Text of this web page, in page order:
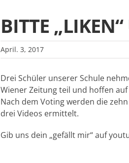
BITTE
April. 3, 2017
Drei Schüler unserer Schule
Wiener Zeitung teil und hoffen
Nach dem Voting werden die
drei Videos ermittelt.
Gib uns dein „gefällt mir“ auf